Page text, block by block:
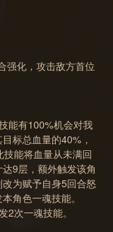
强化，攻击敌方首位
能有100%机会对我
标总血量的40%，
能将血量从未满回
9层，额外触发该角
为赋予自身5回合怒
角色一魂技能。
次一魂技能。